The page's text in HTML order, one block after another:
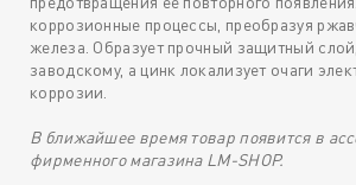
коррозионные процессы, преобразуя
железа. Образует прочный защитный
заводскому, а цинк локализует очаги
коррозии.
В ближайшее время товар появится в
фирменного магазина LM-SHOP.